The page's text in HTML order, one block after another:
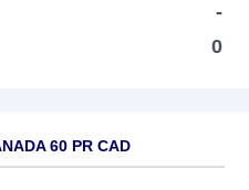
-
0
60 PR CAD